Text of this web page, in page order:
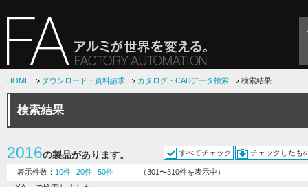
HOME ダウンロード・資料請求 カタログ・CADデータ検索 検索結果
検索結果
2016の製品があります。 すべてチェック チェックしたも
表示件数： 10件 20件 50件 （301〜310件を表示中）